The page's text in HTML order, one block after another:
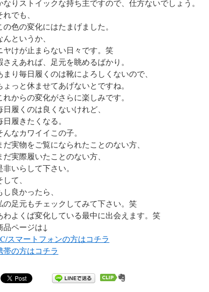
なりストイックな持ち主ですので、仕方ないでしょう。
れでも、
の色の変化にはたまげました。
んというか、
ヤけが止まらない日々です。笑
さえあれば、足元を眺めるばかり。
まり毎日履くのは靴によろしくないので、
ょっと休ませてあげないとですね。
れからの変化がさらに楽しみです。
日履くのは良くないけれど、
日履きたくなる。
んなカワイイこの子。
だ実物をご覧になられたことのない方、
だ実際履いたことのない方、
非いらして下さい。
して、
し良かったら、
の足元もチェックしてみて下さい。笑
わよくば変化している最中に出会えます。笑
品ページは↓
スマートフォンの方はコチラ
帯の方はコチラ